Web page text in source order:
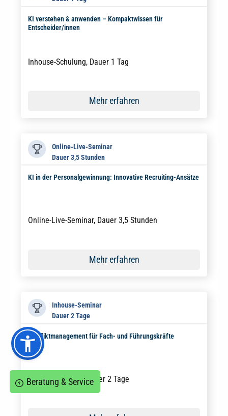
KI verstehen & anwenden – Kompaktwissen für
Entscheider/innen
Inhouse-Schulung, Dauer 1 Tag
Mehr erfahren
Online-Live-Seminar
Dauer 3,5 Stunden
KI in der Personalgewinnung: Innovative Recruiting-Ansätze
Online-Live-Seminar, Dauer 3,5 Stunden
Mehr erfahren
Inhouse-Seminar
Dauer 2 Tage
Konfliktmanagement für Fach- und Führungskräfte
Inhouse-Seminar, Dauer 2 Tage
Beratung & Service